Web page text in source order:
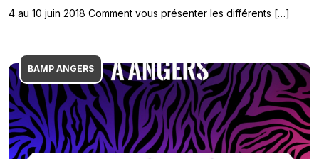
4 au 10 juin 2018 Comment vous présenter les différents […]
BAMP ANGERS